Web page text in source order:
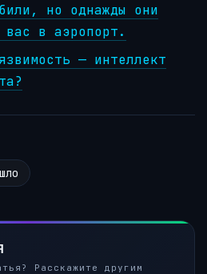
но однажды они
вас в аэропорт.
— интеллект
Расскажите другим